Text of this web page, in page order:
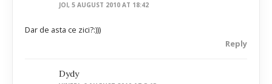
JOI, 5 AUGUST 2010 AT 18:42
Dar de asta ce zici?:)))
Reply
Dydy